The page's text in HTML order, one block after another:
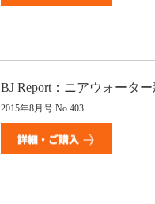
BJ Report：ニアウォータ
2015年8月号No.403